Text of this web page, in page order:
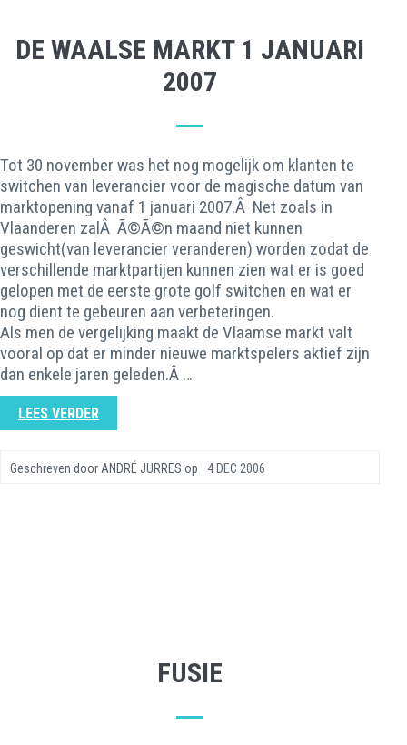
DE WAALSE MARKT 1 JANUARI
2007
Tot 30 november was het nog mogelijk om klanten te
switchen van leverancier voor de magische datum van
marktopening vanaf 1 januari 2007.Â Net zoals in
Vlaanderen zalÂ Ã©Ã©n maand niet kunnen
geswicht(van leverancier veranderen) worden zodat de
verschillende marktpartijen kunnen zien wat er is goed
gelopen met de eerste grote golf switchen en wat er
nog dient te gebeuren aan verbeteringen.
Als men de vergelijking maakt de Vlaamse markt valt
vooral op dat er minder nieuwe marktspelers aktief zijn
dan enkele jaren geleden.Â …
LEES VERDER
Geschreven door ANDRÉ JURRES op 4 DEC 2006
FUSIE